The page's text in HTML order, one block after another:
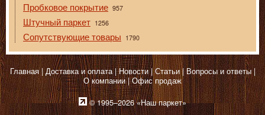
Пробковое покрытие 957
Штучный паркет 1256
Сопутствующие товары 1790
Главная Доставка и оплата Новости Статьи
Вопросы и ответы
О компании Офис продаж
© 1995–2026 «Наш паркет»